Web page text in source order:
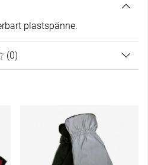
plastspänne.
0 AV 5 ANTAL BETYG 0
(0)